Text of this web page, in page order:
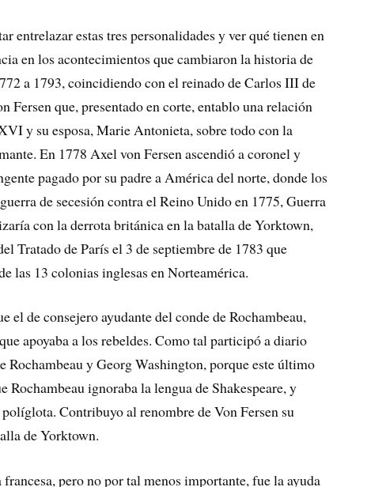
entrelazar estas tres personalidades y ver qué tienen en
en los acontecimientos que cambiaron la historia de
a 1793, coincidiendo con el reinado de Carlos III de
Fersen que, presentado en corte, entablo una relación
y su esposa, Marie Antonieta, sobre todo con la
En 1778 Axel von Fersen ascendió a coronel y
pagado por su padre a América del norte, donde los
de secesión contra el Reino Unido en 1775, Guerra
con la derrota británica en la batalla de Yorktown,
Tratado de París el 3 de septiembre de 1783 que
las 13 colonias inglesas en Norteamérica.
el de consejero ayudante del conde de Rochambeau,
apoyaba a los rebeldes. Como tal participó a diario
Rochambeau y Georg Washington, porque este último
Rochambeau ignoraba la lengua de Shakespeare, y
Contribuyo al renombre de Von Fersen su
de Yorktown.
pero no por tal menos importante, fue la ayuda